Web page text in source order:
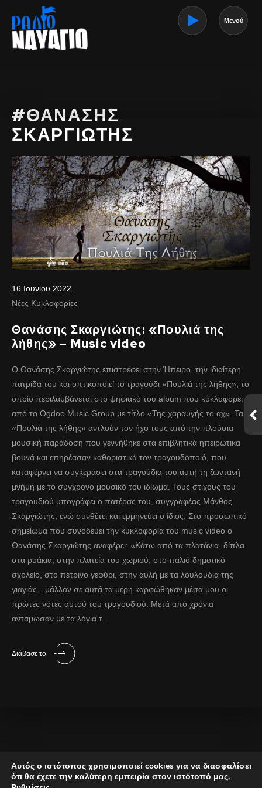
Μενού
#ΘΑΝΑΣΗΣ
ΣΚΑΡΓΙΩΤΗΣ
16 Ιουνίου 2022
Νέες Κυκλοφορίες
Θανάσης Σκαργιώτης: «Πουλιά της
λήθης» – Music video
Ο Θανάσης Σκαργιώτης επιστρέφει στην Ήπειρο, την ιδιαίτερη
πατρίδα του και οπτικοποιεί το τραγούδι «Πουλιά της λήθης», το
οποίο περιλαμβάνεται στο ψηφιακό του album που κυκλοφορεί
από το Ogdoo Music Group με τίτλο «Της χαραυγής το αχ». Τα
«Πουλιά της λήθης» αντλούν τον ήχο τους από την πλούσια
μουσική παράδοση που γεννήθηκε στα επιβλητικά ηπειρώτικα
βουνά και επηρέασαν καθοριστικά τον τραγουδοποιό, που
καταφέρνει να συγκεράσει στα τραγούδια του αυτή τη ζωντανή
μνήμη με το σύγχρονο μουσικό του ιδίωμα. Τους στίχους του
τραγουδιού υπογράφει ο πατέρας του, συγγραφέας Μάνθος
Σκαργιώτης, ενώ συνθέτει και ερμηνεύει ο ίδιος. Στο προσωπικό
σημείωμα που συνοδεύει την κυκλοφορία του music video ο
Θανάσης Σκαργιώτης αναφέρει: «Κάτω από τα πλατάνια, δίπλα
στα ρυάκια, στην πλατεία του χωριού, στο παλιό δημοτικό
σχολείο, στο πέτρινο γεφύρι, στην αυλή με τα λουλούδια της
γιαγιάς…μάλλον σε αυτά τα μέρη καρφώθηκαν μέσα μου οι
πρώτες νότες αυτού του τραγουδιού. Μετά από χρόνια
αντάμωσαν με τα λόγια τ..
Διάβασε το
©Ράδιο Ναυάγιο• Powered byLOIZ Web Productions
Αυτός ο ιστότοπος χρησιμοποιεί cookies για να διασφαλίσει
ότι θα έχετε την καλύτερη εμπειρία στον ιστότοπό μας.